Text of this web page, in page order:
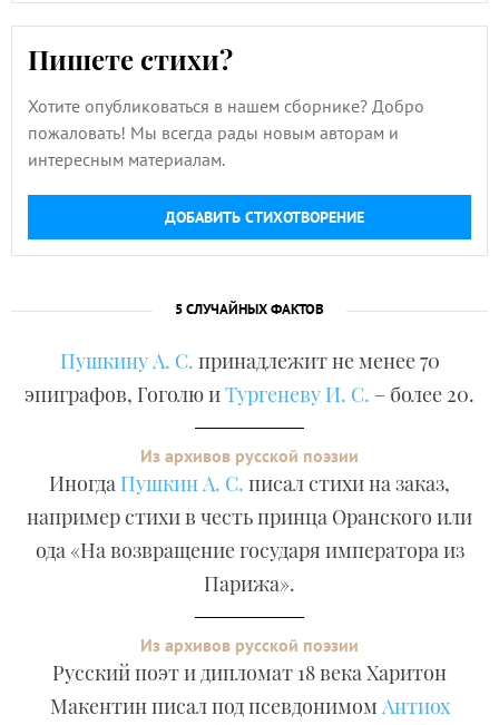
Пишете стихи?
Хотите опубликоваться в нашем сборнике? Добро
пожаловать! Мы всегда рады новым авторам и
интересным материалам.
ДОБАВИТЬ СТИХОТВОРЕНИЕ
5 СЛУЧАЙНЫХ ФАКТОВ
Пушкину А. С. принадлежит не менее 70
эпиграфов, Гоголю иТургеневу И. С. – более 20.
Из архивов русской поэзии
Иногда Пушкин А. С. писал стихи на заказ,
например стихи в честь принца Оранского или
ода «На возвращение государя императора из
Парижа».
Из архивов русской поэзии
Русский поэт и дипломат 18 века Харитон
Макентин писал под псевдонимом Антиох